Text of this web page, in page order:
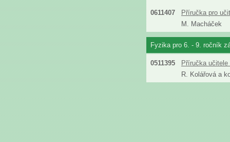
0611407
Příručka pro
M. Macháček
Fyzika pro 6. - 9. ročník
0511395
Příručka
R. Kolářová a